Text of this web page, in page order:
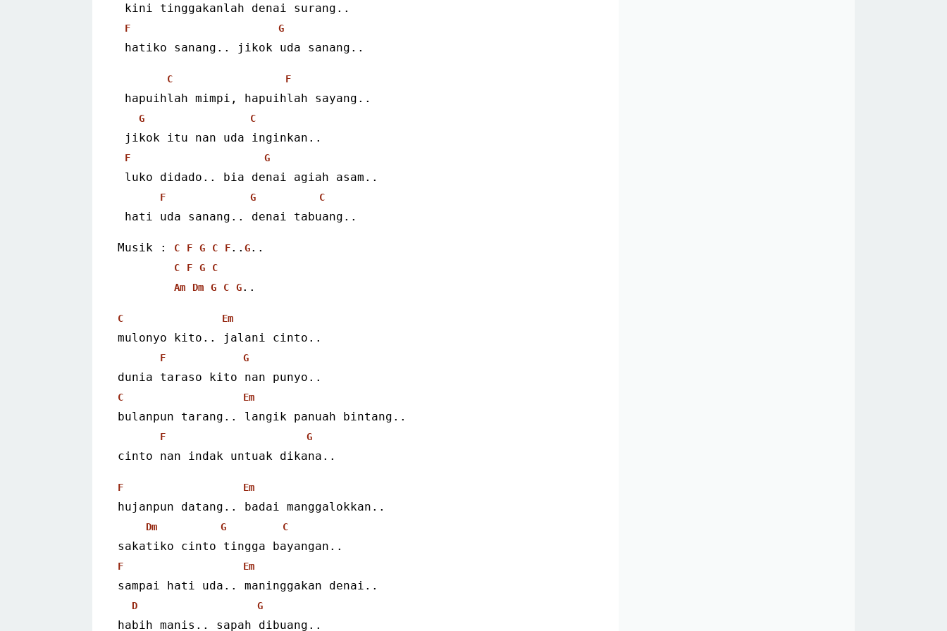
kini tinggakanlah denai surang..
F G
hatiko sanang.. jikok uda sanang..
C F
hapuihlah mimpi, hapuihlah sayang..
G C
jikok itu nan uda inginkan..
F G
luko didado.. bia denai agiah asam..
F G C
hati uda sanang.. denai tabuang..
Musik : C F G C F.. G..
C F G
C
Am
Dm G C G..
C Em
mulonyo kito.. jalani cinto..
F G
dunia taraso kito nan punyo..
C Em
bulanpun tarang.. langik panuah bintang..
F G
cinto nan indak untuak dikana..
F Em
hujanpun datang.. badai manggalokkan..
Dm G C
sakatiko cinto tingga bayangan..
F Em
sampai hati uda.. maninggakan denai..
D G
habih manis.. sapah dibuang..